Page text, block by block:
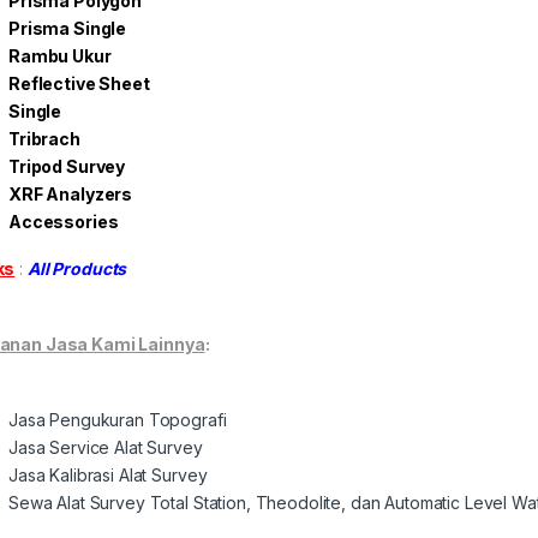
Prisma Single
Rambu Ukur
Reflective Sheet
Single
Tribrach
Tripod Survey
XRF Analyzers
Accessories
: All Products
Jasa Kami Lainnya:
Jasa Pengukuran Topografi
Jasa Service Alat Survey
Jasa Kalibrasi Alat Survey
Sewa Alat Survey Total Station, Theodolite, dan Automatic Level